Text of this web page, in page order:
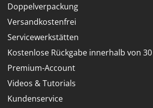
T
Tecla
Titania
Doppelverpackung
Versandkostenfrei
Servicewerkstätten
Kostenlose Rückgabe innerhalb von
Premium-Account
Videos & Tutorials
Kundenservice